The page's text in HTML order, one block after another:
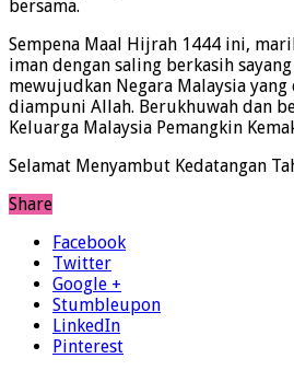
bersama.
Sempena Maal Hijrah 1444 ini,
iman dengan saling berkasih
mewujudkan Negara Malaysia yang
diampuni Allah. Berukhuwah dan
Keluarga Malaysia Pemangkin
Selamat Menyambut Kedatangan
Share
Facebook
Twitter
Google +
Stumbleupon
LinkedIn
Pinterest